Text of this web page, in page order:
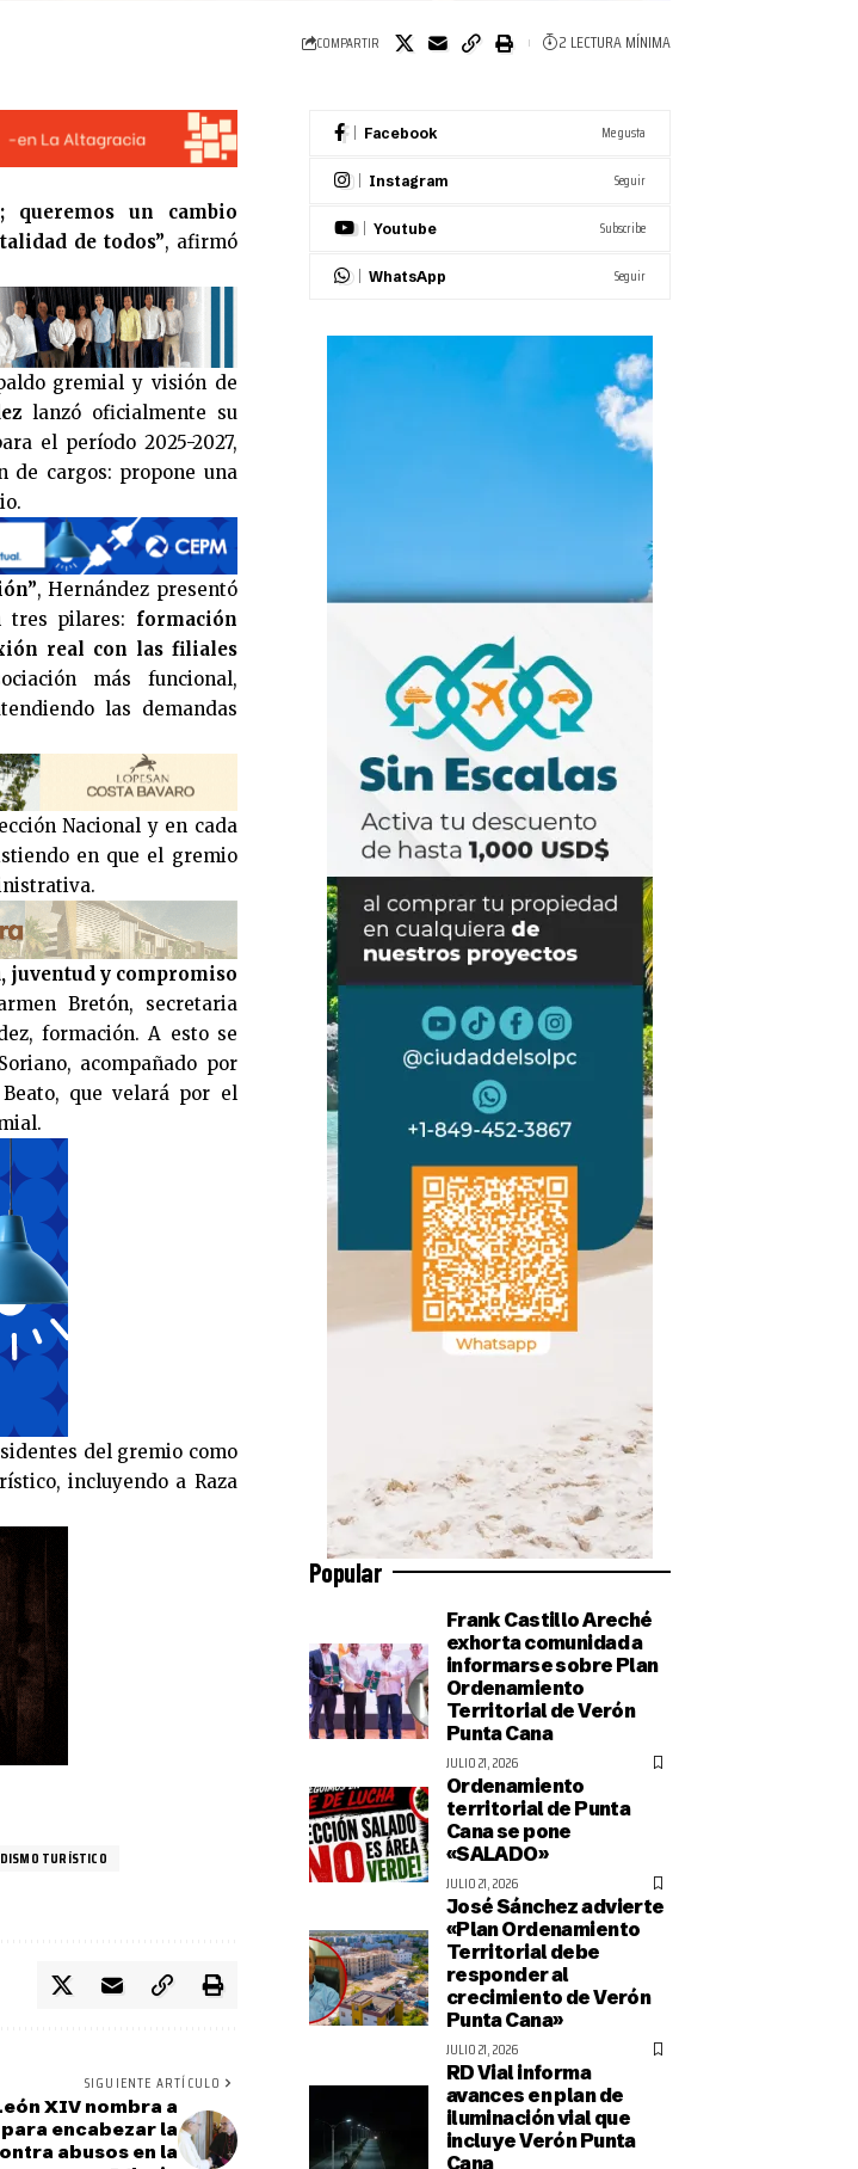
COMPARTIR 2 LECTURA MÍNIMA
queremos un cambio
de todos”, afirmó
gremial y visión de
lanzó oficialmente su
el período 2025-2027,
de cargos: propone una
, Hernández presentó
tres pilares: formación
real con las filiales
más funcional,
las demandas
Nacional y en cada
en que el gremio
juventud y compromiso
Bretón, secretaria
formación. A esto se
acompañado por
que velará por el
del gremio como
incluyendo a Raza
TURÍSTICO
SIGUIENTE ARTÍCULO
XIV nombra a
encabezar la
abusos en la
Facebook Me gusta
Instagram Seguir
Youtube Subscribe
WhatsApp Seguir
Popular
Frank Castillo Areché
exhorta comunidad a
informarse sobre Plan
Ordenamiento
Territorial de Verón
Punta Cana
JULIO 21, 2026
Ordenamiento
territorial de Punta
Cana se pone
«SALADO»
JULIO 21, 2026
José Sánchez advierte
«Plan Ordenamiento
Territorial debe
responder al
crecimiento de Verón
Punta Cana»
JULIO 21, 2026
RD Vial informa
avances en plan de
iluminación vial que
incluye Verón Punta
Cana